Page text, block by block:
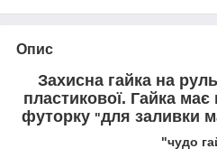
Опис
Захисна гайка на
пластикової. Гайка
футорку "для заливки
​​​​​​​"чудо